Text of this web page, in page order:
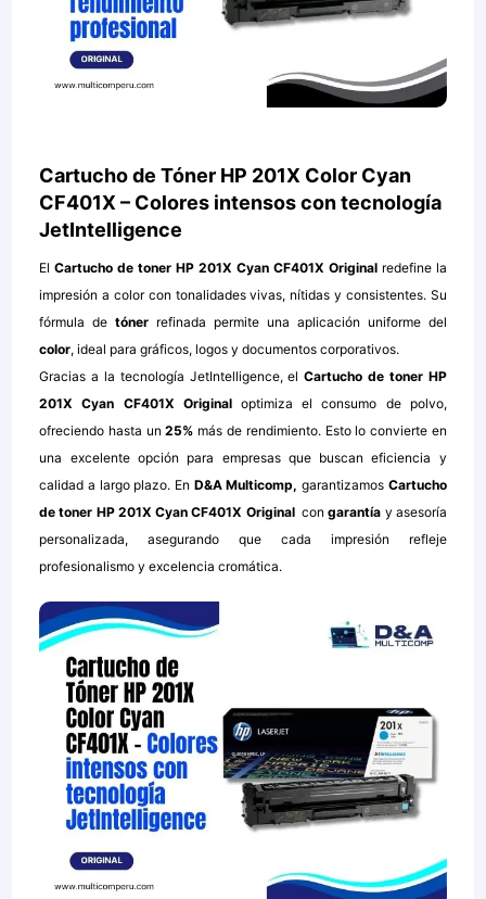
Cartucho de Tóner HP 201X Color Cyan
CF401X – Colores intensos con tecnología
JetIntelligence
ElCartucho de toner HP 201X Cyan CF401X Original redefine la
impresión a color con tonalidades vivas, nítidas y consistentes. Su
fórmula de tóner refinada permite una aplicación uniforme del
color, ideal para gráficos, logos y documentos corporativos.
Gracias a la tecnología JetIntelligence, elCartucho de toner HP
201X Cyan CF401X Originaloptimiza el consumo de polvo,
ofreciendo hasta un25% más de rendimiento. Esto lo convierte en
una excelente opción para empresas que buscan eficiencia y
calidad a largo plazo. En D&A Multicomp, garantizamos Cartucho
de toner HP 201X Cyan CF401X Original congarantía y asesoría
personalizada, asegurando que cada impresión refleje
profesionalismo y excelencia cromática.